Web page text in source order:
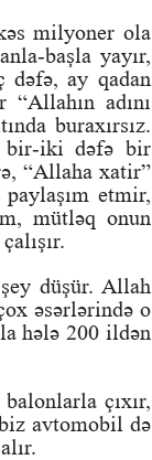
milyoner ola
başla yayır,
dəfə, ay qadan
adını
buraxırsız.
bir-iki dəfə bir
“Allaha xatir”
etmir,
mütləq onun
düşür. Allah
əsərlərində o
hələ 200 ildən
çıxır,
avtomobil də